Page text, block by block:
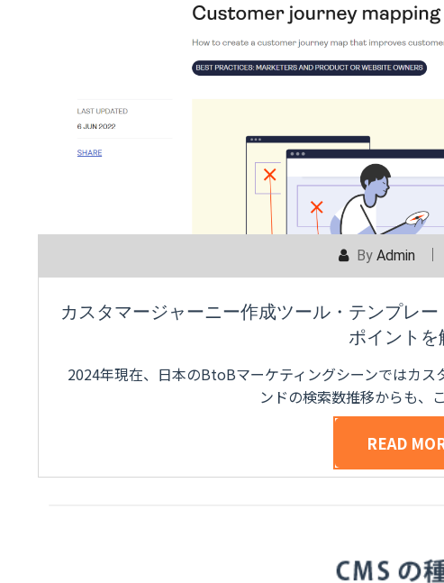
By Admin
カスタマージャーニー作成ツール・テンプレ
ポイントを
2024年現在、日本のBtoBマーケティングシーンではカ
ンドの検索数推移からも、
READ